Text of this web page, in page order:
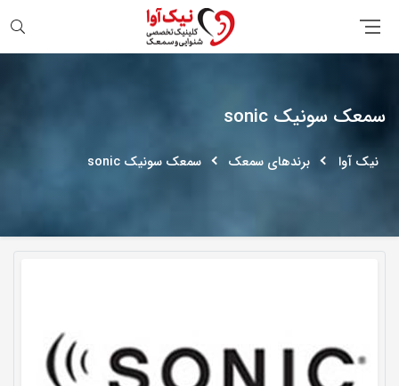
سمعک سونیک sonic
نیک آوا برندهای سمعک سمعک سونیک sonic